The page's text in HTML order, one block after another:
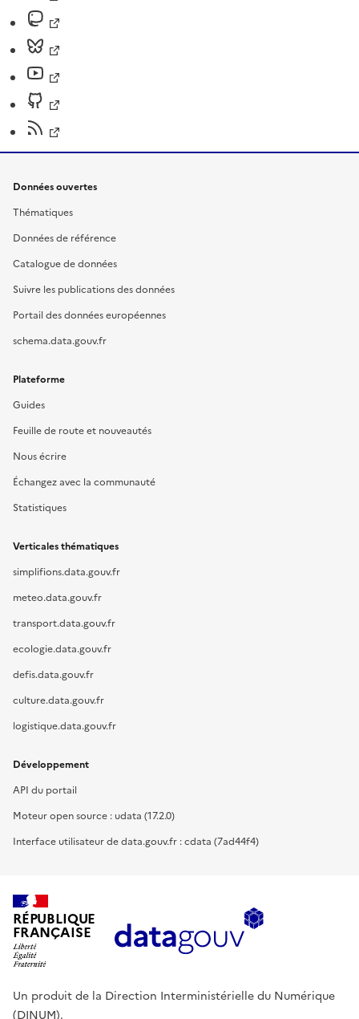
Données ouvertes
Thématiques
Données de référence
Catalogue de données
Suivre les publications des données
Portail des données européennes
schema.data.gouv.fr
Plateforme
Guides
Feuille de route et nouveautés
Nous écrire
Échangez avec la communauté
Statistiques
Verticales thématiques
simplifions.data.gouv.fr
meteo.data.gouv.fr
transport.data.gouv.fr
ecologie.data.gouv.fr
defis.data.gouv.fr
culture.data.gouv.fr
logistique.data.gouv.fr
Développement
API du portail
Moteur open source : udata (17.2.0)
Interface utilisateur de data.gouv.fr : cdata (7ad44f4)
RÉPUBLIQUE
FRANÇAISE
Un produit de la Direction Interministérielle du Numérique
(DINUM).